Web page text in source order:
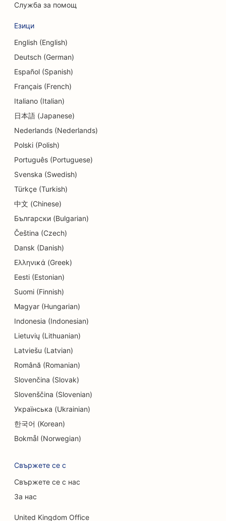
SEO за краниофациални хирурзи
SEO за кредитни съюзи
SEO оптимизация за магазини за кексчета
SEO за танцови студия
SEO за детски градини
дългове
SEO оптимизация за стоматологични клиники
SEO за Delis
SEO за услуги за дермабразио
SEO за магазини за детайли
SEO за магазини за понички
SEO оптимизация за услуги за образование и
грижи за деца
SEO за химическо чистене
SEO за електротехници
SEO за магазини за електроника
SEO за ендодонтите
SEO за развлечения и отдих
SEO за инженерни фирми
SEO за стаи за бягство
SEO за ресторанти Farm-to-Table
SEO за финансови плановици
Служба за помощ
Езици
English (English)
Deutsch (German)
Español (Spanish)
Français (French)
Italiano (Italian)
日本語 (Japanese)
Nederlands (Nederlands)
Polski (Polish)
Português (Portuguese)
Svenska (Swedish)
Türkçe (Turkish)
中文 (Chinese)
Български (Bulgarian)
Čeština (Czech)
Dansk (Danish)
Ελληνικά (Greek)
Eesti (Estonian)
Suomi (Finnish)
Magyar (Hungarian)
Indonesia (Indonesian)
Lietuvių (Lithuanian)
Latviešu (Latvian)
Română (Romanian)
Slovenčina (Slovak)
Slovenščina (Slovenian)
Українська (Ukrainian)
한국어 (Korean)
Bokmål (Norwegian)
Свържете се с
Свържете се с нас
За нас
United Kingdom Office